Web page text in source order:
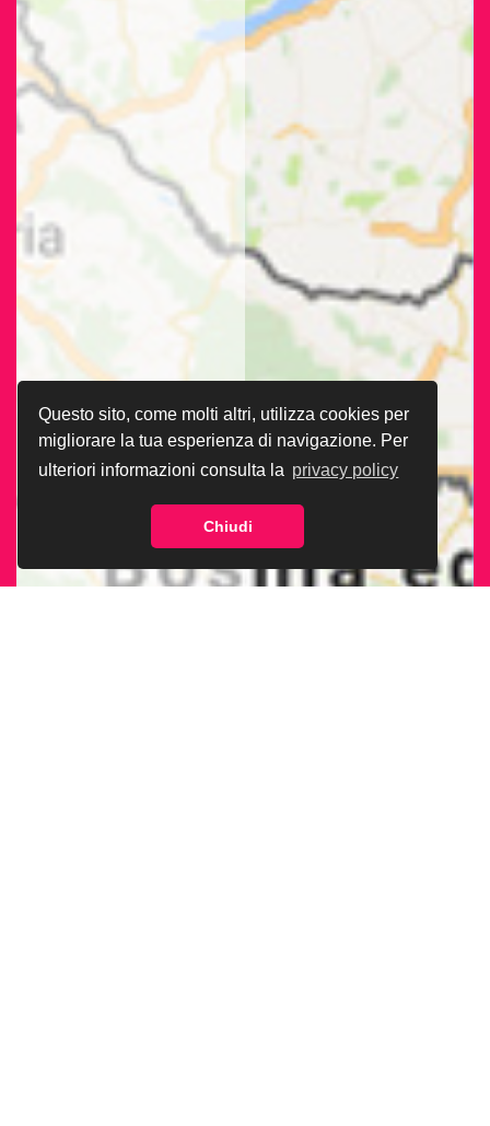
Questo sito, come molti altri, utilizza cookies per
migliorare la tua esperienza di navigazione. Per
ulteriori informazioni consulta la privacy policy
Chiudi